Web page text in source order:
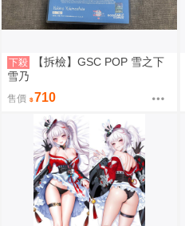
下殺
【拆檢】GSC POP 雪之下
雪乃
售價 710